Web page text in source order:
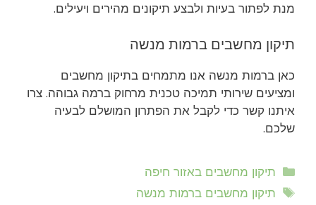
מנת לפתור בעיות ולבצע תיקונים מהירים ויעילים.
תיקון מחשבים ברמות מנשה
כאן ברמות מנשה אנו מתמחים בתיקון מחשבים
ומציעים שירותי תמיכה טכנית מרחוק ברמה גבוהה. צרו
איתנו קשר כדי לקבל את הפתרון המושלם לבעיה
שלכם.
קטגוריות
תיקון מחשבים באזור חיפה
תגיות
תיקון מחשבים ברמות מנשה